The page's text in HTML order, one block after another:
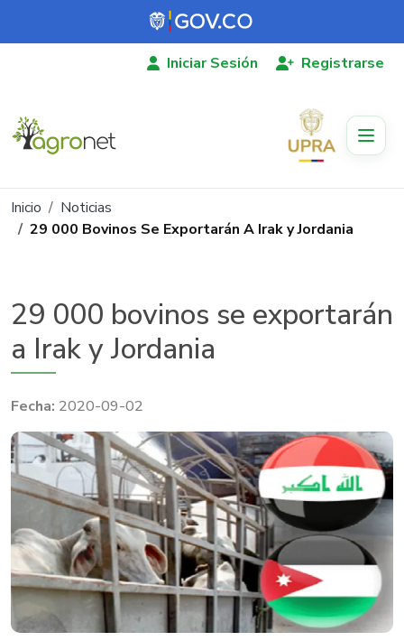
Pasar al contenido principal
Iniciar Sesión Registrarse
Ruta de navegación
Inicio
Noticias
29 000 Bovinos Se Exportarán A Irak y Jordania
29 000 bovinos se exportarán
a Irak y Jordania
2020-09-02